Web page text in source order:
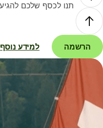
תנו לכסף שלכם
הרשמה למידע נוסף